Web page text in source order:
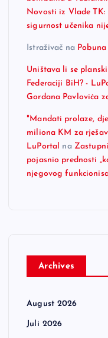
Novosti iz Vlade
sigurnost učenika
Istraživač na
Uništava li se
Federaciji BiH? -
Gordana Pavlovića
"Mandati prolaze,
miliona KM za
LuPortal na
pojasnio prednosti
njegovog
Archives
August 2026
Juli 2026